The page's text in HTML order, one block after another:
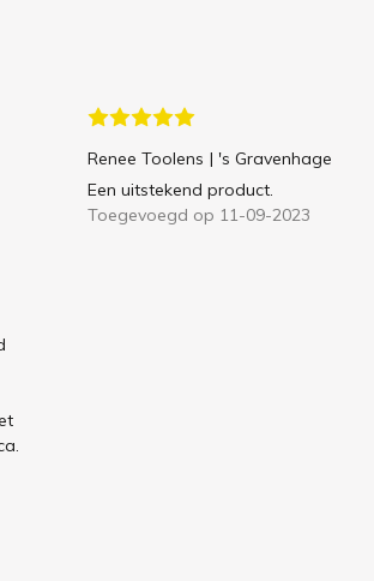
Renee Toolens | 's Gravenhage
Een uitstekend product.
Toegevoegd op 11-09-2023